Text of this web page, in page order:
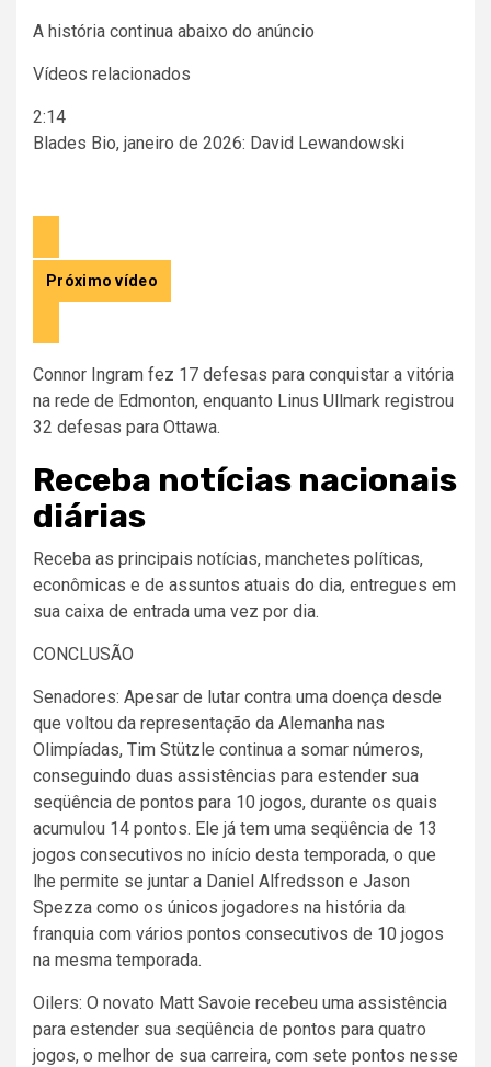
A história continua abaixo do anúncio
Vídeos relacionados
2:14
Blades Bio, janeiro de 2026: David Lewandowski
anterior
Próximo vídeo
Connor Ingram fez 17 defesas para conquistar a vitória
na rede de Edmonton, enquanto Linus Ullmark registrou
32 defesas para Ottawa.
Receba notícias nacionais
diárias
Receba as principais notícias, manchetes políticas,
econômicas e de assuntos atuais do dia, entregues em
sua caixa de entrada uma vez por dia.
CONCLUSÃO
Senadores: Apesar de lutar contra uma doença desde
que voltou da representação da Alemanha nas
Olimpíadas, Tim Stützle continua a somar números,
conseguindo duas assistências para estender sua
seqüência de pontos para 10 jogos, durante os quais
acumulou 14 pontos. Ele já tem uma seqüência de 13
jogos consecutivos no início desta temporada, o que
lhe permite se juntar a Daniel Alfredsson e Jason
Spezza como os únicos jogadores na história da
franquia com vários pontos consecutivos de 10 jogos
na mesma temporada.
Oilers: O novato Matt Savoie recebeu uma assistência
para estender sua seqüência de pontos para quatro
jogos, o melhor de sua carreira, com sete pontos nesse